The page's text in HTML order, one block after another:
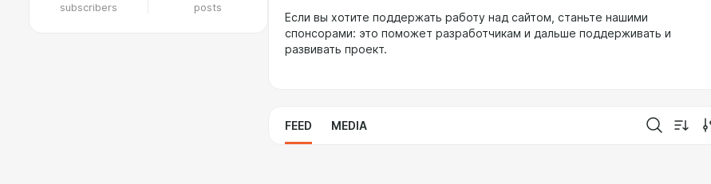
subscribers posts
Если вы хотите поддержать работу над сайтом, станьте нашими
спонсорами: это поможет разработчикам и дальше поддерживать и
развивать проект.
FEED MEDIA